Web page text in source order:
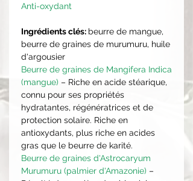
Anti-oxydant
Ingrédients clés: beurre de mangue,
beurre de graines de murumuru, huile
d'argousier
Beurre de graines de Mangifera Indica
(mangue) – Riche en acide stéarique,
connu pour ses propriétés
hydratantes, régénératrices et de
protection solaire. Riche en
antioxydants, plus riche en acides
gras que le beurre de karité.
Beurre de graines d'Astrocaryum
Murumuru (palmier d'Amazonie) –